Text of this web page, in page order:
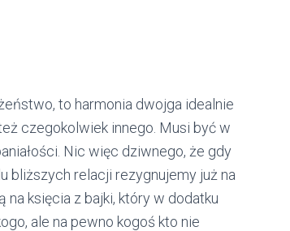
to harmonia dwojga idealnie
czegokolwiek innego. Musi być w
Nic więc dziwnego, że gdy
bliższych relacji rezygnujemy już na
księcia z bajki, który w dodatku
ale na pewno kogoś kto nie